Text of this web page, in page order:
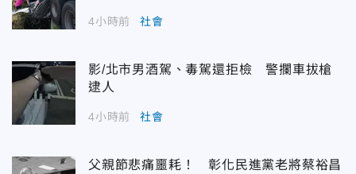
4小時前 社會
影/北市男酒駕、毒駕還拒檢 警攔車拔槍
逮人
4小時前 社會
父親節悲痛噩耗！ 彰化民進黨老將蔡裕昌